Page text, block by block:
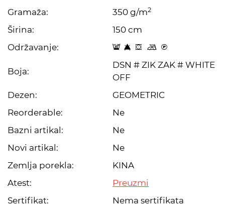
Gramaža:
350 g/m2
Širina:
150 cm
Održavanje:
| 8 f m C
Boja:
DSN # ZIK ZAK # WHITE
OFF
Dezen:
GEOMETRIC
Reorderable:
Ne
Bazni artikal:
Ne
Novi artikal:
Ne
Zemlja porekla:
KINA
Atest:
Preuzmi
Sertifikat:
Nema sertifikata